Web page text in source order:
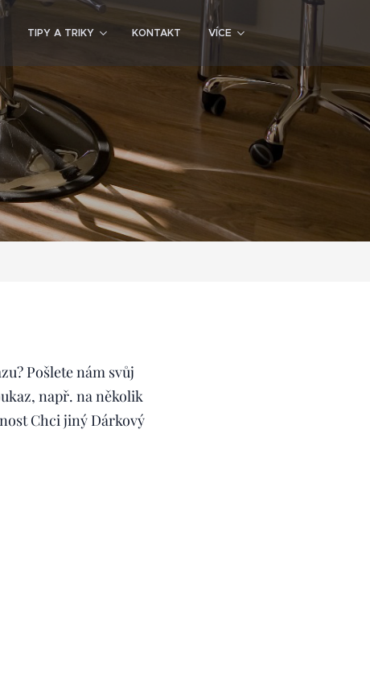
TIPY A TRIKY KONTAKT VÍCE
Pošlete nám svůj
např. na několik
Chci jiný Dárkový